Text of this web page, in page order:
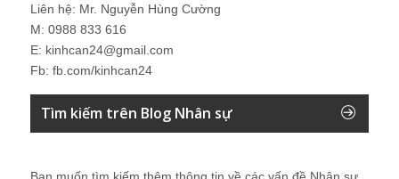
Liên hệ: Mr. Nguyễn Hùng Cường
M: 0988 833 616
E: kinhcan24@gmail.com
Fb: fb.com/kinhcan24
Tìm kiếm trên Blog Nhân sự
Bạn muốn tìm kiếm thêm thông tin về các vấn đề Nhân sự